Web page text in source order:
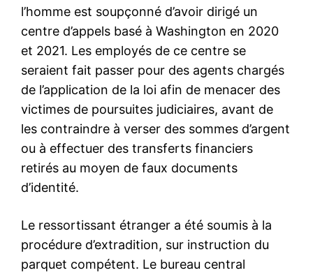
l’homme est soupçonné d’avoir dirigé un
centre d’appels basé à Washington en 2020
et 2021. Les employés de ce centre se
seraient fait passer pour des agents chargés
de l’application de la loi afin de menacer des
victimes de poursuites judiciaires, avant de
les contraindre à verser des sommes d’argent
ou à effectuer des transferts financiers
retirés au moyen de faux documents
d’identité.
Le ressortissant étranger a été soumis à la
procédure d’extradition, sur instruction du
parquet compétent. Le bureau central